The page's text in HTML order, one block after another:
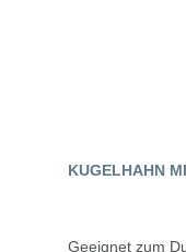
KUGELHAHN
Geeignet zum